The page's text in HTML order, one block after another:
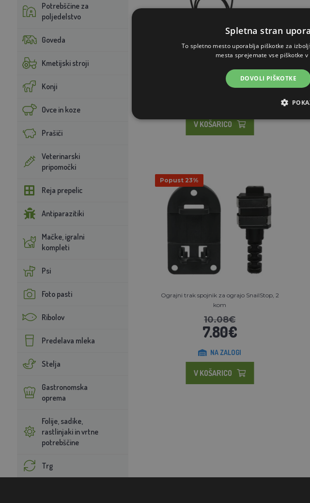
Potrebščine za
poljedelstvo
Goveda
Kmetijski stroji
Konji
Ovce in koze
Prašiči
Veterinarski
pripomočki
Reja prepelic
Antiparazitiki
Mačke, igralni
kompleti
Psi
Foto pasti
Ribolov
Predelava mleka
Stelja
Gastronomska
oprema
Folije, sadike,
rastlinjaki in vrtne
potrebščine
Trg
Impulzni vir za električno ograjo SnailStop
50.63€
43.66€
V KOŠARICO
Popust 23%
Ograjni trak spojnik za ograjo SnailStop, 2
kom
10.08€
7.80€
NA ZALOGI
V KOŠARICO
Spletna stran
To spletno mesto uporablja piškotke za
mesta sprejemate vse piškotke
DOVOLI PIŠKOTKE